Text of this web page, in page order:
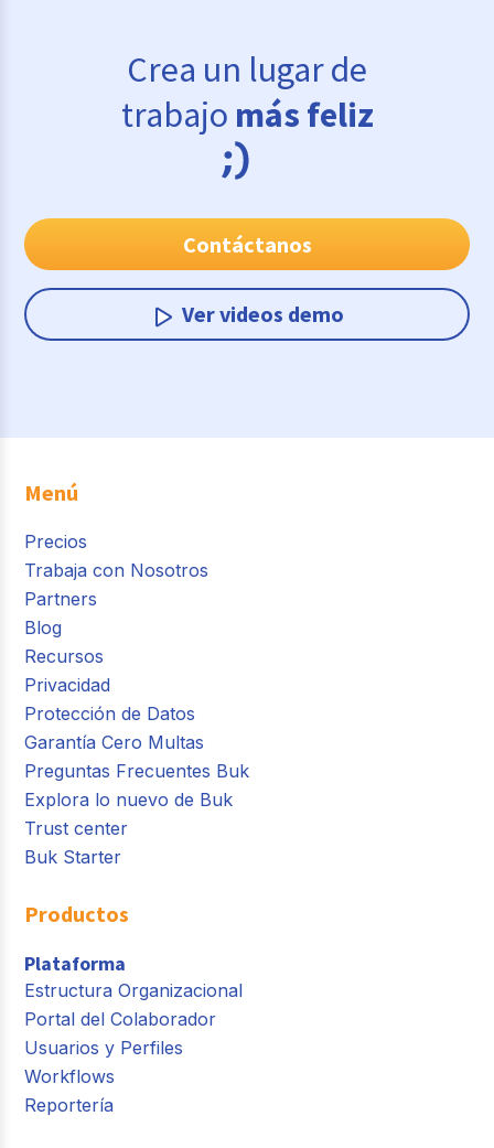
Crea un lugar de
trabajo más feliz
Contáctanos
Ver videos demo
Menú
Precios
Trabaja con Nosotros
Partners
Blog
Recursos
Privacidad
Protección de Datos
Garantía Cero Multas
Preguntas Frecuentes Buk
Explora lo nuevo de Buk
Trust center
Buk Starter
Productos
Plataforma
Estructura Organizacional
Portal del Colaborador
Usuarios y Perfiles
Workflows
Reportería